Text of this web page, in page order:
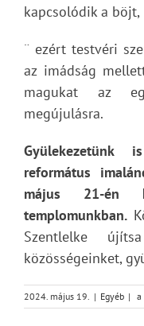
kapcsolódik a böjt,
¨ ezért testvéri
az imádság
magukat az
megújulásra.
Gyülekezetünk
református
május 21-én
templomunkban.
Szentlelke
közösségeinket,
2024. május 19. | Egyéb | a